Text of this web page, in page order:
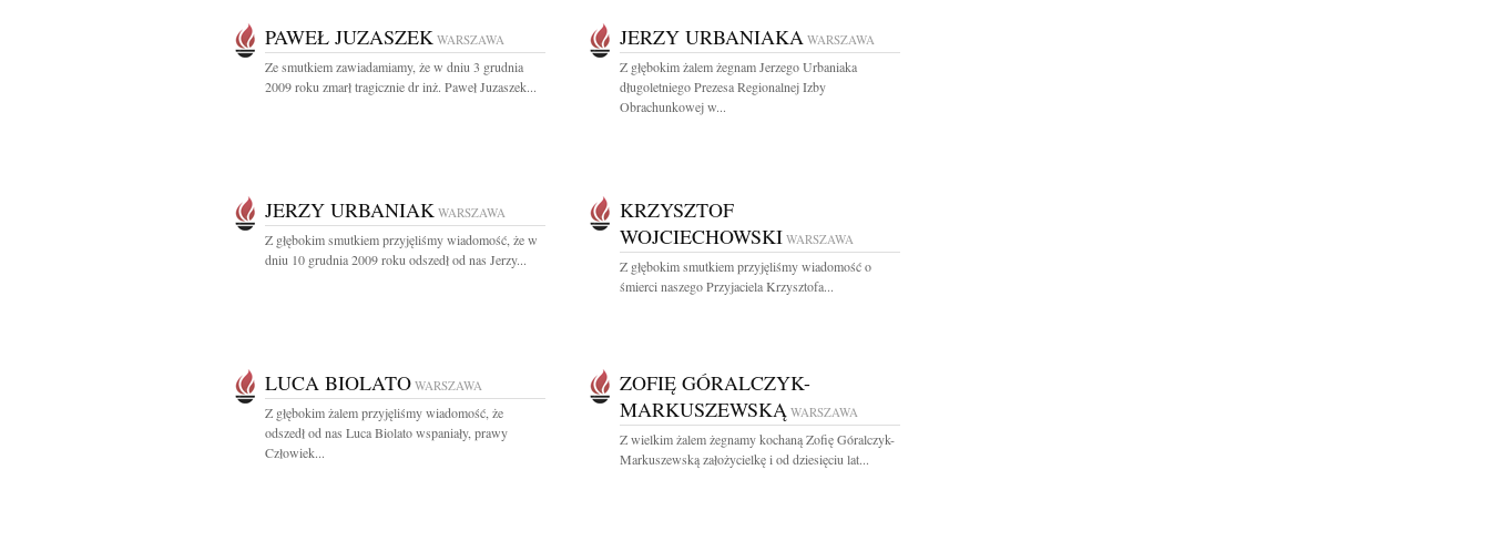
PAWEŁ JUZASZEK WARSZAWA
Ze smutkiem zawiadamiamy, że w dniu 3 grudnia
2009 roku zmarł tragicznie dr inż. Paweł Juzaszek...
JERZY URBANIAKA WARSZAWA
Z głębokim żalem żegnam Jerzego Urbaniaka
długoletniego Prezesa Regionalnej Izby
Obrachunkowej w...
JERZY URBANIAK WARSZAWA
Z głębokim smutkiem przyjęliśmy wiadomość, że w
dniu 10 grudnia 2009 roku odszedł od nas Jerzy...
KRZYSZTOF
WOJCIECHOWSKI WARSZAWA
Z głębokim smutkiem przyjęliśmy wiadomość o
śmierci naszego Przyjaciela Krzysztofa...
LUCA BIOLATO WARSZAWA
Z głębokim żalem przyjęliśmy wiadomość, że
odszedł od nas Luca Biolato wspaniały, prawy
Człowiek...
ZOFIĘ GÓRALCZYK-
MARKUSZEWSKĄ WARSZAWA
Z wielkim żalem żegnamy kochaną Zofię Góralczyk-
Markuszewską założycielkę i od dziesięciu lat...